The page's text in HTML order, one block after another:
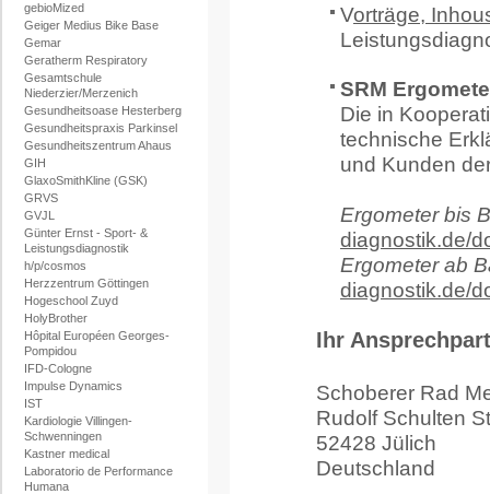
gebioMized
Geiger Medius Bike Base
Gemar
Geratherm Respiratory
Gesamtschule
Niederzier/Merzenich
Gesundheitsoase Hesterberg
Gesundheitspraxis Parkinsel
Gesundheitszentrum Ahaus
GIH
GlaxoSmithKline (GSK)
GRVS
GVJL
Günter Ernst - Sport- &
Leistungsdiagnostik
h/p/cosmos
Herzzentrum Göttingen
Hogeschool Zuyd
HolyBrother
Hôpital Européen Georges-
Pompidou
IFD-Cologne
Impulse Dynamics
IST
Kardiologie Villingen-
Schwenningen
Kastner medical
Laboratorio de Performance
Humana
Vorträge,
SRM
Die in
technische
und Kunden
Ergometer bis
diagnostik.de/
Ergometer ab
diagnostik.de/
Ihr
Schoberer Rad
Rudolf Schulten
52428 Jülich
Deutschland